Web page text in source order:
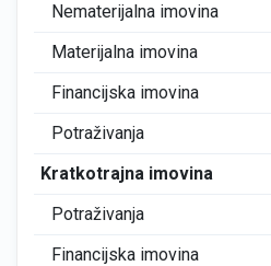
Nematerijalna imovina
Materijalna imovina
Financijska imovina
Potraživanja
Kratkotrajna imovina
Potraživanja
Financijska imovina